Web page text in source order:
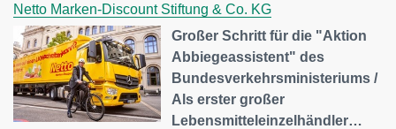
Netto Marken-Discount Stiftung & Co. KG
Großer Schritt für die "Aktion
Abbiegeassistent" des
Bundesverkehrsministeriums /
Als erster großer
Lebensmitteleinzelhändler…